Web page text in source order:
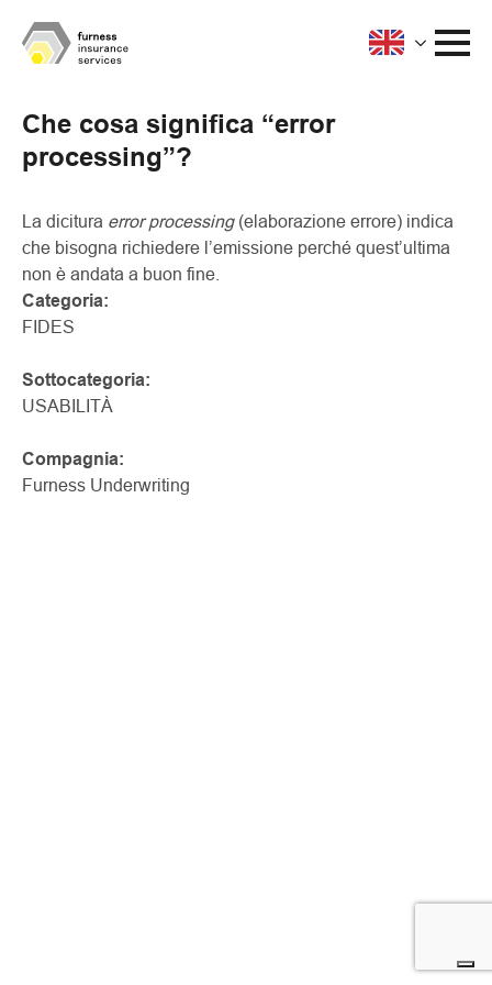
Che cosa significa “error
processing”?
La dicitura error processing(elaborazione errore) indica
che bisogna richiedere l’emissione perché quest’ultima
non è andata a buon fine.
Categoria:
FIDES
Sottocategoria:
USABILITÀ
Compagnia:
Furness Underwriting